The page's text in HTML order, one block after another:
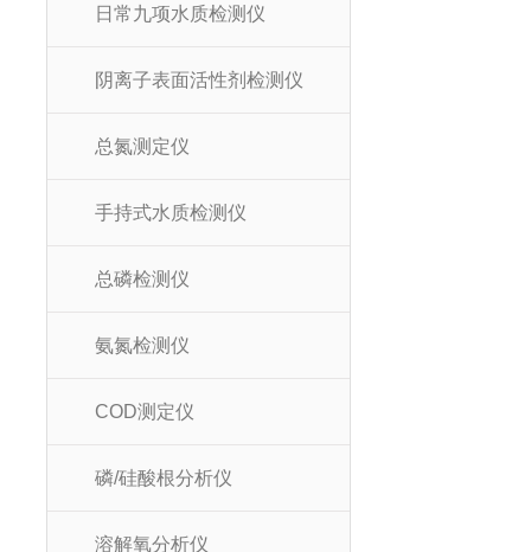
日常九项水质检测仪
阴离子表面活性剂检测仪
总氮测定仪
手持式水质检测仪
总磷检测仪
氨氮检测仪
COD测定仪
磷/硅酸根分析仪
溶解氧分析仪